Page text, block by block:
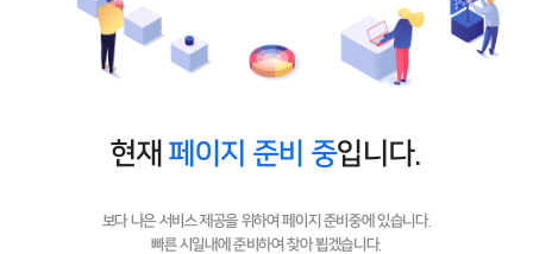
현재페이지 준비 중입니다.
보다 나은 서비스 제공을 위하여 페이지 준비중에 있습니다.
빠른 시일내에 준비하여 찾아 뵙겠습니다.